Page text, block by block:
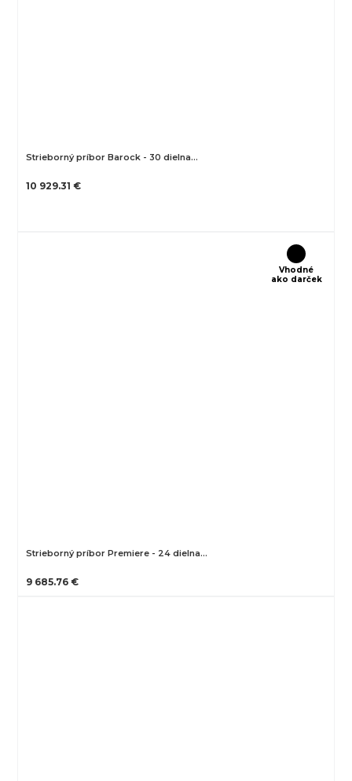
Strieborný príbor Barock - 30 dielna…
10 929.31 €
Vhodné
ako darček
Strieborný príbor Premiere - 24 dielna…
9 685.76 €